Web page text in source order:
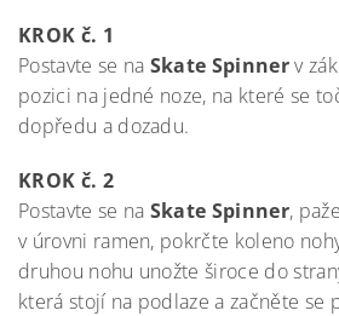
KROK č. 1
Postavte se na Skate Spinnerv
pozici na jedné noze, na které se
dopředu a dozadu.
KROK č. 2
Postavte se na Skate Spinner,
v úrovni ramen, pokrčte koleno
druhou nohu unožte široce do
která stojí na podlaze a začněte se